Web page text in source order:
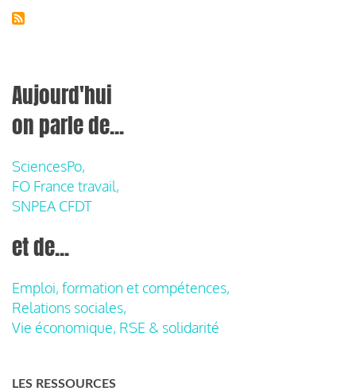
Aujourd'hui
on parle de...
SciencesPo,
FO France travail,
SNPEA CFDT
et de...
Emploi, formation et compétences,
Relations sociales,
Vie économique, RSE & solidarité
LES RESSOURCES